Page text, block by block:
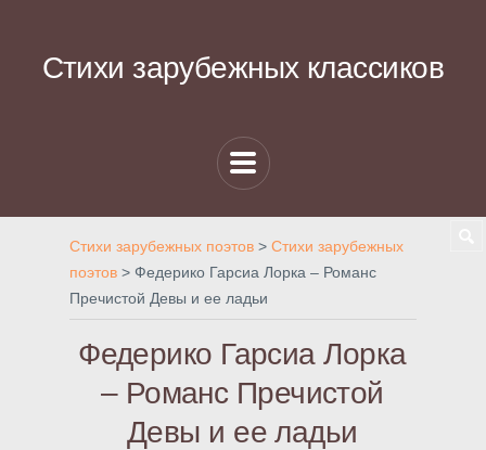
Стихи зарубежных классиков
Стихи зарубежных поэтов > Стихи зарубежных
поэтов > Федерико Гарсиа Лорка – Романс
Пречистой Девы и ее ладьи
Федерико Гарсиа Лорка
– Романс Пречистой
Девы и ее ладьи